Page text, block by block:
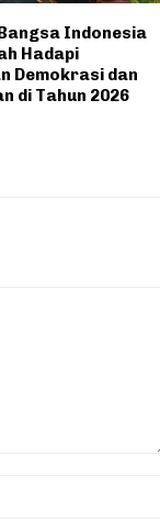
Indonesia
Hadapi
Demokrasi dan
di Tahun 2026